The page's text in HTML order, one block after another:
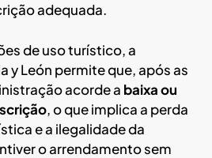
adequada.
de uso turístico, a
y León permite que, após as
acorde a baixa ou
, o que implica a perda
e a ilegalidade da
o arrendamento sem